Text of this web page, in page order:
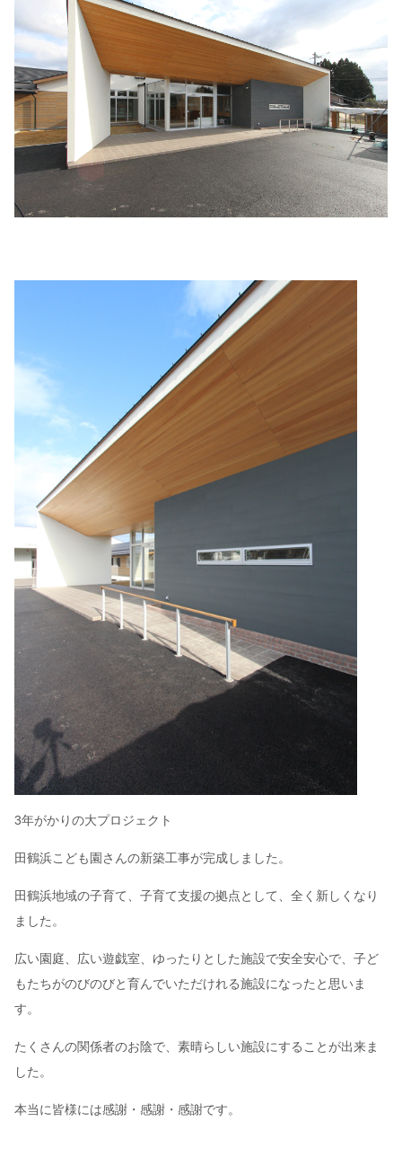
3年がかりの大プロジェクト
田鶴浜こども園さんの新築工事が完成しました。
田鶴浜地域の子育て、子育て支援の拠点として、全く新しくなり
ました。
広い園庭、広い遊戯室、ゆったりとした施設で安全安心で、子ど
もたちがのびのびと育んでいただけれる施設になったと思いま
す。
たくさんの関係者のお陰で、素晴らしい施設にすることが出来ま
した。
本当に皆様には感謝・感謝・感謝です。